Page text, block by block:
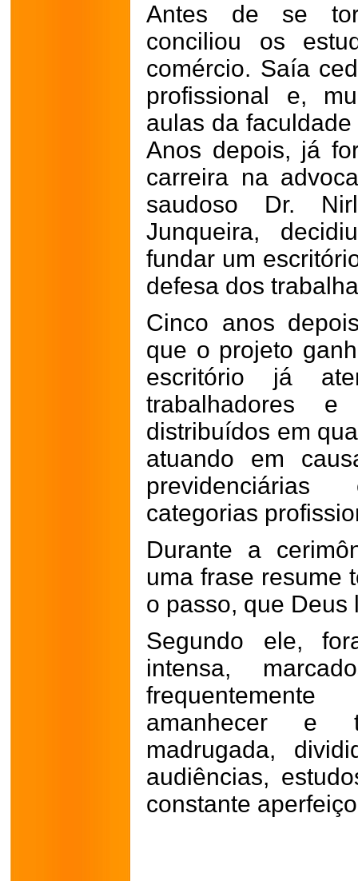
Antes de se
conciliou os
comércio. Saía
profissional e,
aulas da
Anos depois, já
carreira na
saudoso Dr.
Junqueira,
fundar um
defesa dos
Cinco anos
que o projeto
escritório já
trabalhadores e
distribuídos em
atuando em
previdenciárias
categorias
Durante a
uma frase resume
o passo, que Deus
Segundo ele,
intensa,
amanhecer e
madrugada,
audiências,
constante